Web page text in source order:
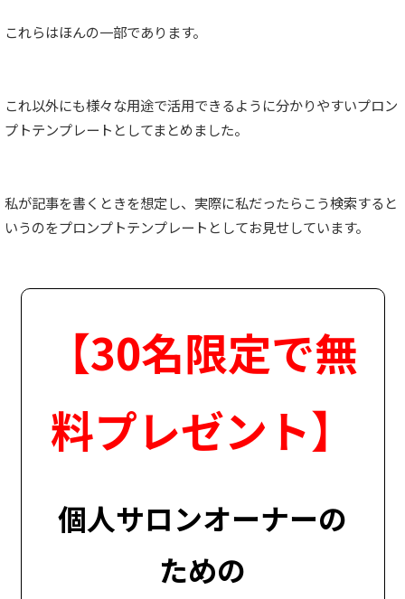
これらはほんの一部であります。
これ以外にも様々な用途で活用できるように分かりやすいプロン
プトテンプレートとしてまとめました。
私が記事を書くときを想定し、実際に私だったらこう検索すると
いうのをプロンプトテンプレートとしてお見せしています。
【30名限定で無
料プレゼント】
個人サロンオーナーの
ための